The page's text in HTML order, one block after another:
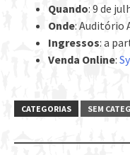
Quando: 9 de
Onde: Auditório
Ingressos: a
Venda Online:
CATEGORIAS SEM